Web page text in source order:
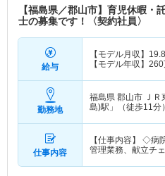
【福島県／郡山市】育児休暇
士の募集です！〈契約社員〉
給与
【モデル月収】 19.8
【モデル年収】 260
勤務地
福島県 郡山市 Ｊ
島)駅」（徒歩11分
仕事内容
【仕事内容】 ◇病
管理業務、献立チ